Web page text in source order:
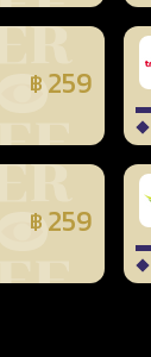
฿ 259
฿ 259